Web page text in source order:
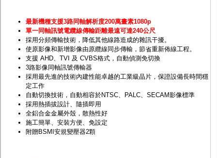
客訂商品
最新機種支援3路同軸解析度200萬畫素1080p
單一同軸訊號電纜線傳輸距離最遠可達240公尺
採用分頻傳輸技術，降低其他線路造成的雜訊干擾。
使原影像和新增影像由原纜線同步傳輸，節省重新佈線工程。
支援 AHD、TVI 及 CVBS格式，自動偵測免切換
3路影像同軸訊號傳輸器
採用最先進的技術內建性能卓越的工業級晶片，保證設備長時間穩
定工作
自動切換技術，自動相容於NTSC、PALC、SECAM影像標準
採用熱插拔設計、隨插即用
全鋁合金金屬外殼，散熱性好
施工簡單、安裝方便、免設定
附贈BSMI安規變壓器2顆